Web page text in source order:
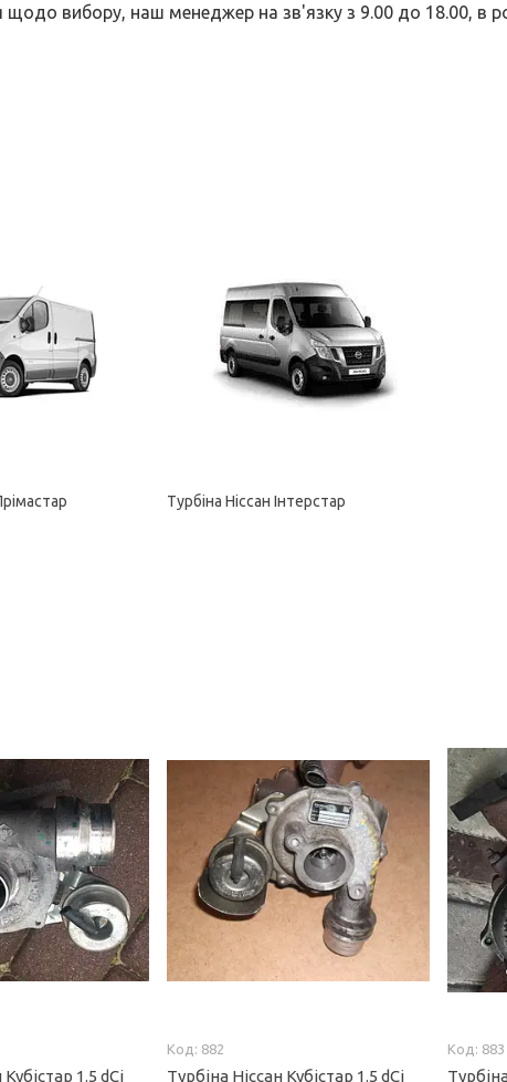
вибору, наш менеджер на зв'язку з 9.00 до 18.00, в
Турбіна Ніссан Інтерстар
1.5 dCi
882
Турбіна Ніссан Кубістар 1.5 dCi
883